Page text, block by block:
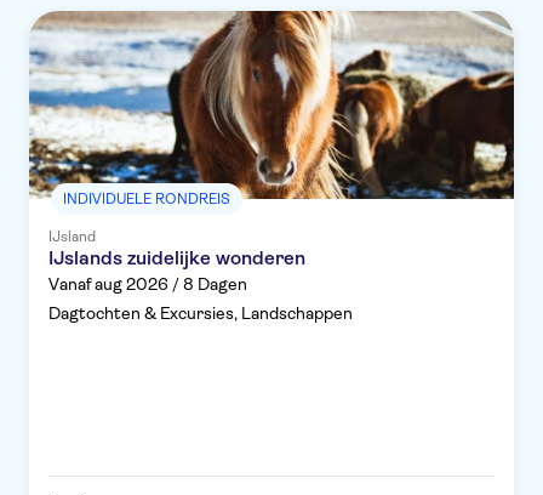
INDIVIDUELE RONDREIS
IJsland
IJslands zuidelijke wonderen
Vanaf aug 2026 / 8 Dagen
Dagtochten & Excursies, Landschappen